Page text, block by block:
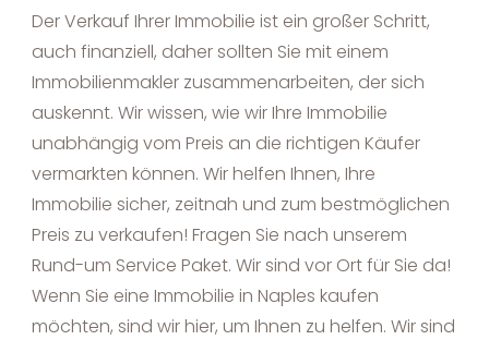
Der Verkauf Ihrer Immobilie ist ein großer Schritt,
auch finanziell, daher sollten Sie mit einem
Immobilienmakler zusammenarbeiten, der sich
auskennt. Wir wissen, wie wir Ihre Immobilie
unabhängig vom Preis an die richtigen Käufer
vermarkten können. Wir helfen Ihnen, Ihre
Immobilie sicher, zeitnah und zum bestmöglichen
Preis zu verkaufen! Fragen Sie nach unserem
Rund-um Service Paket. Wir sind vor Ort für Sie da!
Wenn Sie eine Immobilie in Naples kaufen
möchten, sind wir hier, um Ihnen zu helfen. Wir sind